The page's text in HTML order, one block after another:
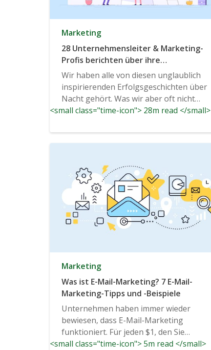
Marketing
28 Unternehmensleiter & Marketing-
Profis berichten über ihre
Lieblingsbeispiele für spezifische
Durchbrüche, die zu einem schnellen
Unternehmenswachstum führten
Wir haben alle von diesen unglaublich
inspirierenden Erfolgsgeschichten über
Nacht gehört. Was wir aber oft nicht
hören, ist...
<small class="time-icon"> 28m read </small>
Marketing
Was ist E-Mail-Marketing? 7 E-Mail-
Marketing-Tipps und -Beispiele
Unternehmen haben immer wieder
bewiesen, dass E-Mail-Marketing
funktioniert. Für jeden $1, den Sie
ausgeben...
<small class="time-icon"> 5m read </small>